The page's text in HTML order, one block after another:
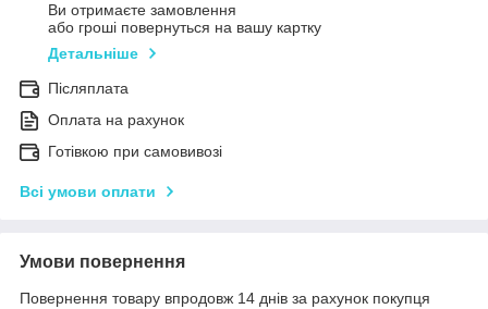
Ви отримаєте замовлення
або гроші повернуться на вашу картку
Детальніше
Післяплата
Оплата на рахунок
Готівкою при самовивозі
Всі умови оплати
Умови повернення
Повернення товару впродовж 14 днів за рахунок покупця